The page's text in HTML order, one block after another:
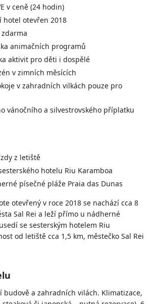
v ceně (24 hodin)
hotel otevřen 2018
animačních programů
aktivit pro děti i dospělé
v zimních měsících
v zahradních vilkách pouze pro
vánočního a silvestrovského příplatku
z letiště
hotelu Riu Karamboa
písečné pláže Praia das Dunas
otevřený v roce 2018 se nachází cca 8
Sal Rei a leží přímo u nádherné
se sesterským hotelem Riu
od letiště cca 1,5 km, městečko Sal Rei
budově a zahradních vilách. Klimatizace,